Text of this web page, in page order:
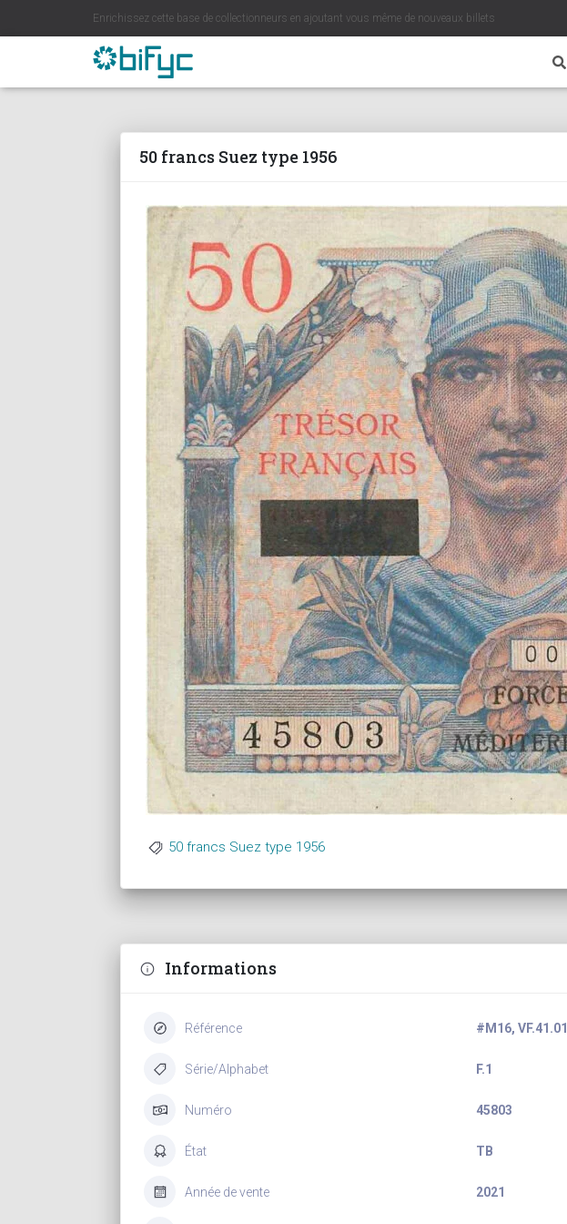
Enrichissez cette base de collectionneurs en ajoutant vous même de nouveaux billets
50 francs Suez type 1956
50 francs Suez type 1956
Informations
Référence #M16, VF.41.01
Série/Alphabet F.1
Numéro 45803
État TB
Année de vente 2021